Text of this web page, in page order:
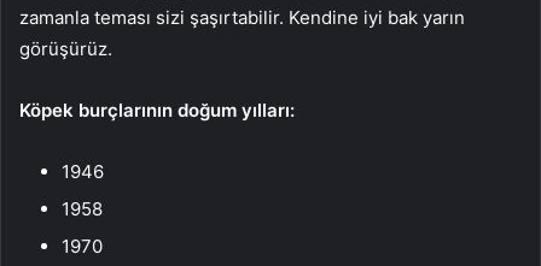
zamanla teması sizi şaşırtabilir. Kendine iyi bak yarın
görüşürüz.
Köpek burçlarının doğum yılları:
1946
1958
1970